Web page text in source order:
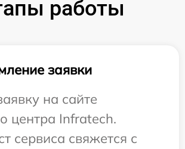
работы
заявки
на сайте
центра Infratech.
сервиса свяжется с